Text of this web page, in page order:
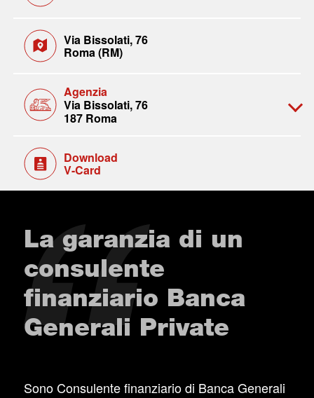
Via Bissolati, 76
Roma (RM)
Agenzia
Via Bissolati, 76
187 Roma
Download
V-Card
La garanzia di un
consulente
finanziario Banca
Generali Private
Sono Consulente finanziario di Banca Generali